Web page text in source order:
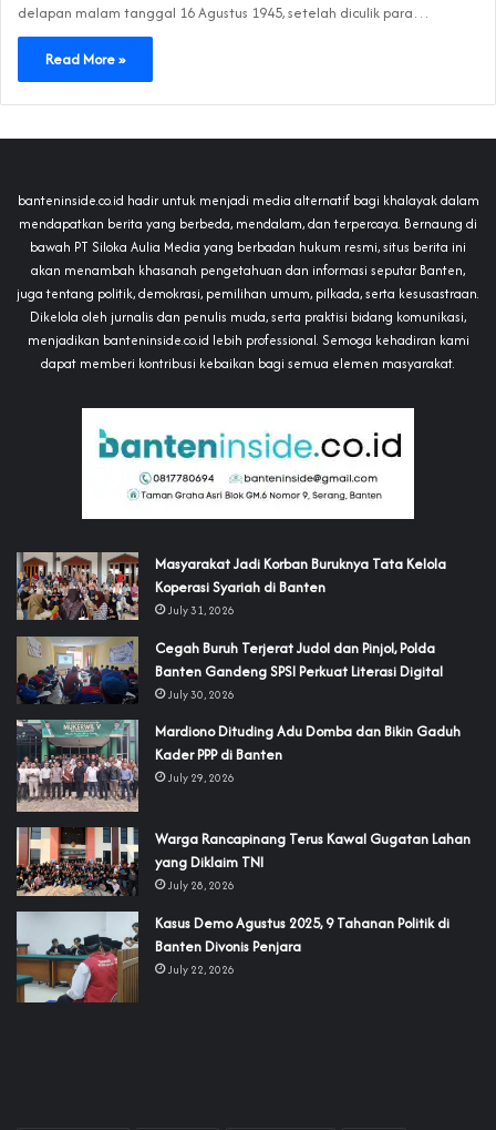
delapan malam tanggal 16 Agustus 1945, setelah diculik para…
Read More »
banteninside.co.id hadir untuk menjadi media alternatif bagi khalayak dalam
mendapatkan berita yang berbeda, mendalam, dan terpercaya. Bernaung di
bawah PT Siloka Aulia Media yang berbadan hukum resmi, situs berita ini
akan menambah khasanah pengetahuan dan informasi seputar Banten,
juga tentang politik, demokrasi, pemilihan umum, pilkada, serta kesusastraan.
Dikelola oleh jurnalis dan penulis muda, serta praktisi bidang komunikasi,
menjadikan banteninside.co.id lebih professional. Semoga kehadiran kami
dapat memberi kontribusi kebaikan bagi semua elemen masyarakat.
‎Masyarakat Jadi Korban Buruknya Tata Kelola
Koperasi Syariah di Banten
July 31, 2026
Cegah Buruh Terjerat Judol dan Pinjol, Polda
Banten Gandeng SPSI Perkuat Literasi Digital
July 30, 2026
‎Mardiono Dituding Adu Domba dan Bikin Gaduh
Kader PPP di Banten
July 29, 2026
‎Warga Rancapinang Terus Kawal Gugatan Lahan
yang Diklaim TNI‎‎
July 28, 2026
‎Kasus Demo Agustus 2025, 9 Tahanan Politik di
Banten Divonis Penjara
July 22, 2026